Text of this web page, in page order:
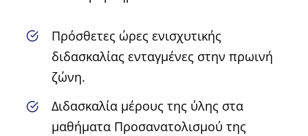
Πρόσθετες ώρες ενισχυτικής
διδασκαλίας ενταγμένες στην πρωινή
ζώνη.
Διδασκαλία μέρους της ύλης στα
μαθήματα Προσανατολισμού της